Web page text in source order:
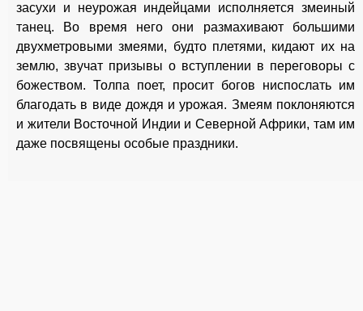
засухи и неурожая индейцами исполняется змеиный
танец. Во время него они размахивают большими
двухметровыми змеями, будто плетями, кидают их на
землю, звучат призывы о вступлении в переговоры с
божеством. Толпа поет, просит богов ниспослать им
благодать в виде дождя и урожая. Змеям поклоняются
и жители Восточной Индии и Северной Африки, там им
даже посвящены особые праздники.